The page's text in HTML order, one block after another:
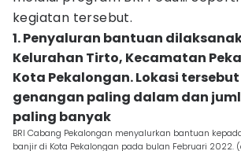
kegiatan tersebut.
1. Penyaluran bantuan
Kelurahan Tirto, Kecamatan
Kota Pekalongan. Lokasi
genangan paling dalam dan
paling banyak
BRI Cabang Pekalongan menyalurkan bantuan
banjir di Kota Pekalongan pada bulan Februari 2022.